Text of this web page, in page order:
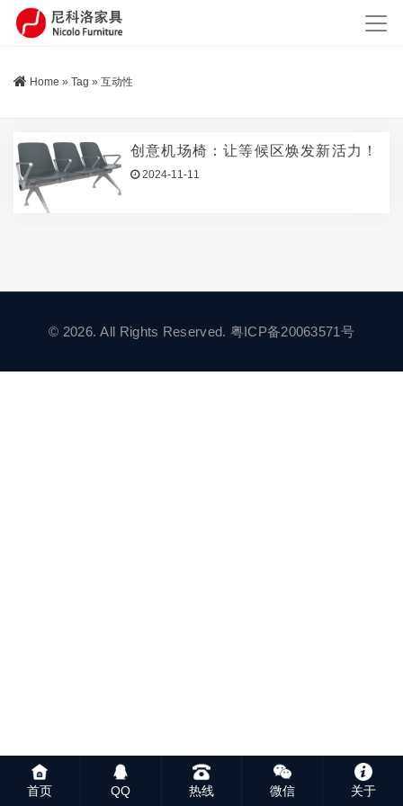
Home » Tag » 互动性
创意机场椅：让等候区焕发新活力！
2024-11-11
© 2026. All Rights Reserved. 粤ICP备20063571号
首页 QQ 热线 微信 关于